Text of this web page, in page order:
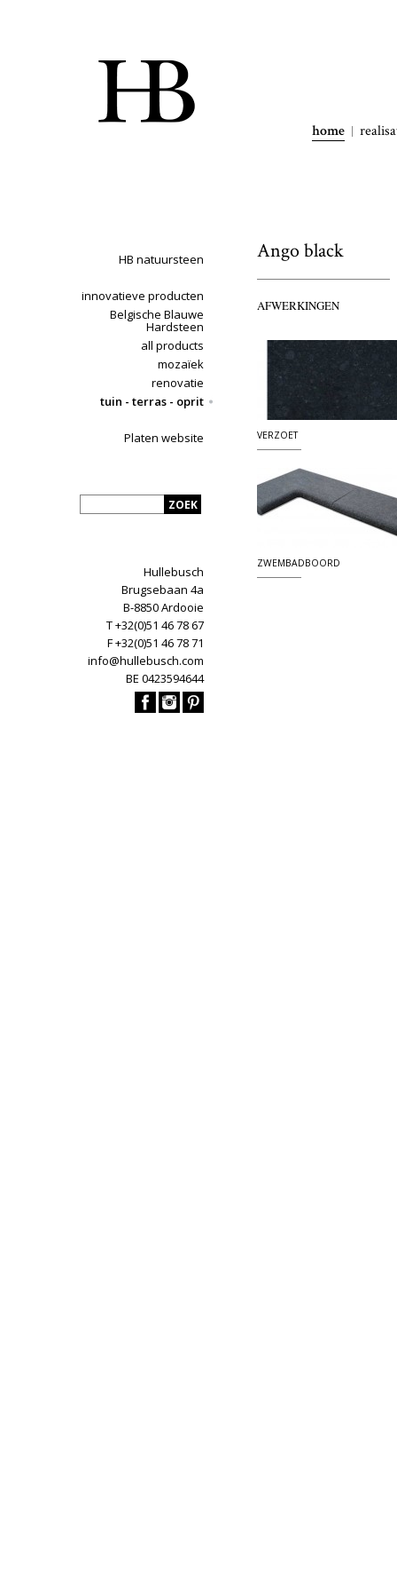
home
HB natuursteen
innovatieve producten
Belgische Blauwe
Hardsteen
all products
mozaïek
renovatie
tuin - terras - oprit
Platen website
Hullebusch
Brugsebaan 4a
B-8850 Ardooie
T +32(0)51 46 78 67
F +32(0)51 46 78 71
info@hullebusch.com
BE 0423594644
Ango black
AFWERKINGEN
VERZOET
ZWEMBADBOORD